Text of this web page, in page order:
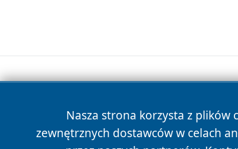
Nasza strona korzysta z plików
zewnętrznych dostawców w celach